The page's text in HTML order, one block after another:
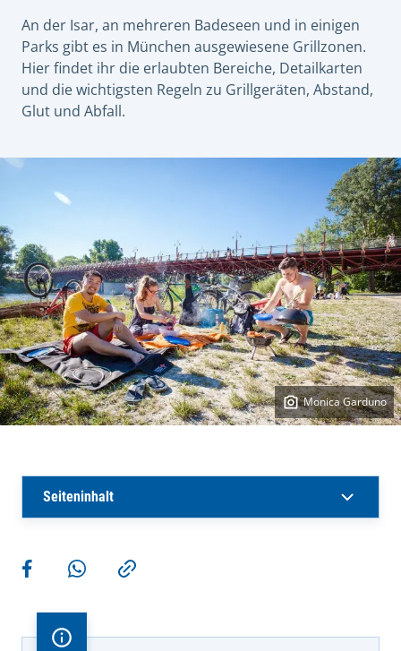
An der Isar, an mehreren Badeseen und in einigen
Parks gibt es in München ausgewiesene Grillzonen.
Hier findet ihr die erlaubten Bereiche, Detailkarten
und die wichtigsten Regeln zu Grillgeräten, Abstand,
Glut und Abfall.
Monica Garduno
Seiteninhalt
Weitere Aktionen
Teilen auf Facebook
Teilen via WhatsApp
Kopieren